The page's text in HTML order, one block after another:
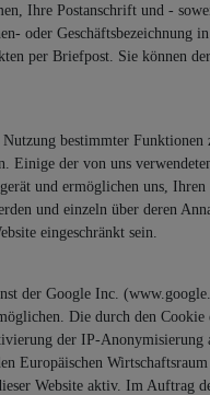
Ihre Postanschrift und -
oder Geschäftsbezeichnung
per Briefpost. Sie können
bestimmter
der von uns
und ermöglichen uns,
und einzeln über deren
eingeschränkt sein.
der Google Inc.
Die durch den
der IP-
Europäischen
Website aktiv. Im Auftrag